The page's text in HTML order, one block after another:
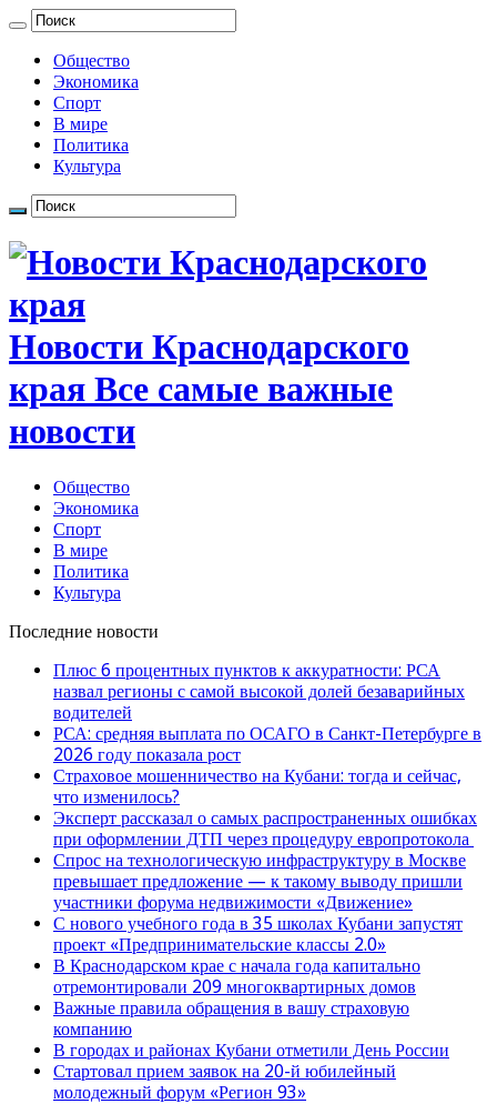
Общество
Экономика
Спорт
В мире
Политика
Культура
Новости Краснодарского
края Все самые важные
новости
Общество
Экономика
Спорт
В мире
Политика
Культура
Последние новости
Плюс 6 процентных пунктов к аккуратности: РСА
назвал регионы с самой высокой долей безаварийных
водителей
РСА: средняя выплата по ОСАГО в Санкт-Петербурге в
2026 году показала рост
Страховое мошенничество на Кубани: тогда и сейчас,
что изменилось?
Эксперт рассказал о самых распространенных ошибках
при оформлении ДТП через процедуру европротокола
Спрос на технологическую инфраструктуру в Москве
превышает предложение — к такому выводу пришли
участники форума недвижимости «Движение»
С нового учебного года в 35 школах Кубани запустят
проект «Предпринимательские классы 2.0»
В Краснодарском крае с начала года капитально
отремонтировали 209 многоквартирных домов
Важные правила обращения в вашу страховую
компанию
В городах и районах Кубани отметили День России
Стартовал прием заявок на 20-й юбилейный
молодежный форум «Регион 93»